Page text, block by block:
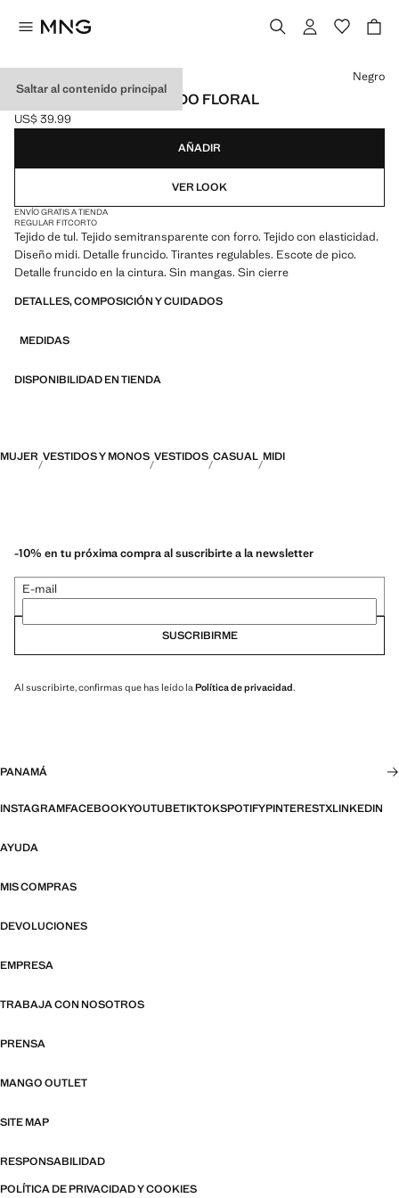
Saltar al contenido principal
VESTIDO TUL ESTAMPADO FLORAL
Precio actual [US$ 39.99 ]
US$ 39.99
Selecciona un color
Negro
AÑADIR
VER LOOK
ENVÍO GRATIS A TIENDA
REGULAR FITCORTO
Tejido de tul. Tejido semitransparente con forro. Tejido con elasticidad.
Diseño midi. Detalle fruncido. Tirantes regulables. Escote de pico.
Detalle fruncido en la cintura. Sin mangas. Sin cierre
DETALLES, COMPOSICIÓN Y CUIDADOS
MEDIDAS
DISPONIBILIDAD EN TIENDA
MUJER VESTIDOS Y MONOS VESTIDOS CASUAL MIDI
-10% en tu próxima compra al suscribirte a la newsletter
E-mail
SUSCRIBIRME
Al suscribirte, confirmas que has leído la Política de privacidad.
PANAMÁ
INSTAGRAMFACEBOOKYOUTUBETIKTOKSPOTIFYPINTERESTXLINKEDIN
AYUDA
MIS COMPRAS
DEVOLUCIONES
EMPRESA
TRABAJA CON NOSOTROS
PRENSA
MANGO OUTLET
SITE MAP
RESPONSABILIDAD
POLÍTICA DE PRIVACIDAD Y COOKIES